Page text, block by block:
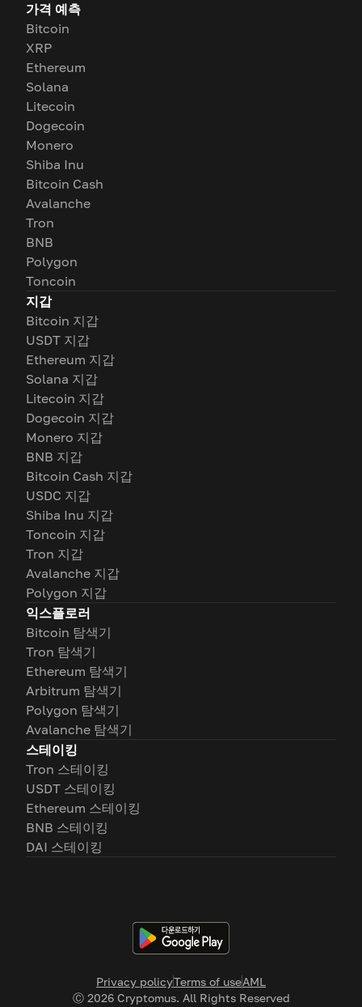
Privacy policyTerms of useAML
Ⓒ 2026Cryptomus. All Rights Reserved
가격 예측
Bitcoin
XRP
Ethereum
Solana
Litecoin
Dogecoin
Monero
Shiba Inu
Bitcoin Cash
Avalanche
Tron
BNB
Polygon
Toncoin
지갑
Bitcoin 지갑
USDT 지갑
Ethereum 지갑
Solana 지갑
Litecoin 지갑
Dogecoin 지갑
Monero 지갑
BNB 지갑
Bitcoin Cash 지갑
USDC 지갑
Shiba Inu 지갑
Toncoin 지갑
Tron 지갑
Avalanche 지갑
Polygon 지갑
익스플로러
Bitcoin 탐색기
Tron 탐색기
Ethereum 탐색기
Arbitrum 탐색기
Polygon 탐색기
Avalanche 탐색기
스테이킹
Tron 스테이킹
USDT 스테이킹
Ethereum 스테이킹
BNB 스테이킹
DAI 스테이킹